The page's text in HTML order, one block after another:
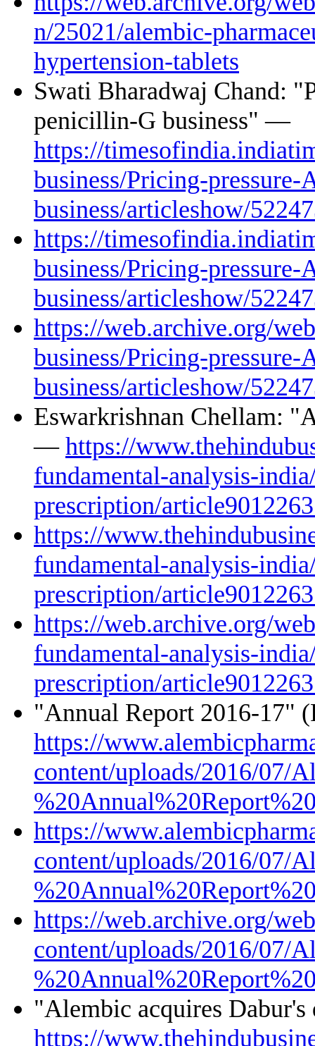
n/25021/alembic-
hypertension-tablets
Swati Bharadwaj Chand:
penicillin-G business" —
https://
business/Pricing-
business/articleshow/
https://
business/Pricing-
business/articleshow/
https://web.archive.org/
business/Pricing-
business/articleshow/
Eswarkrishnan Chellam:
— https://
fundamental-analysis-
prescription/
https://
fundamental-analysis-
prescription/
https://web.archive.org/
fundamental-analysis-
prescription/
"Annual Report 2016-17"
https://
content/uploads/2016/07/
https://
content/uploads/2016/07/
https://web.archive.org/
content/uploads/2016/07/
"Alembic acquires
https://